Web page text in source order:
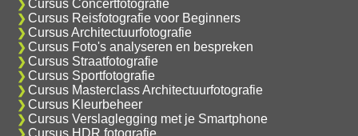
Cursus Concertfotografie
Cursus Reisfotografie voor Beginners
Cursus Architectuurfotografie
Cursus Foto's analyseren en bespreken
Cursus Straatfotografie
Cursus Sportfotografie
Cursus Masterclass Architectuurfotografie
Cursus Kleurbeheer
Cursus Verslaglegging met je Smartphone
Cursus HDR fotografie